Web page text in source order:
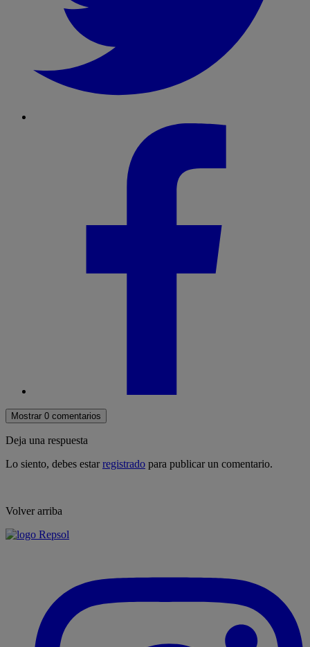
Mostrar 0 comentarios
Deja una respuesta
Lo siento, debes estarregistrado para publicar un comentario.
Volver arriba